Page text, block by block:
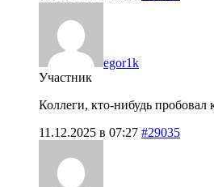
egor1k
Участник
Коллеги, кто-нибудь пробовал
11.12.2025 в 07:27 #29035